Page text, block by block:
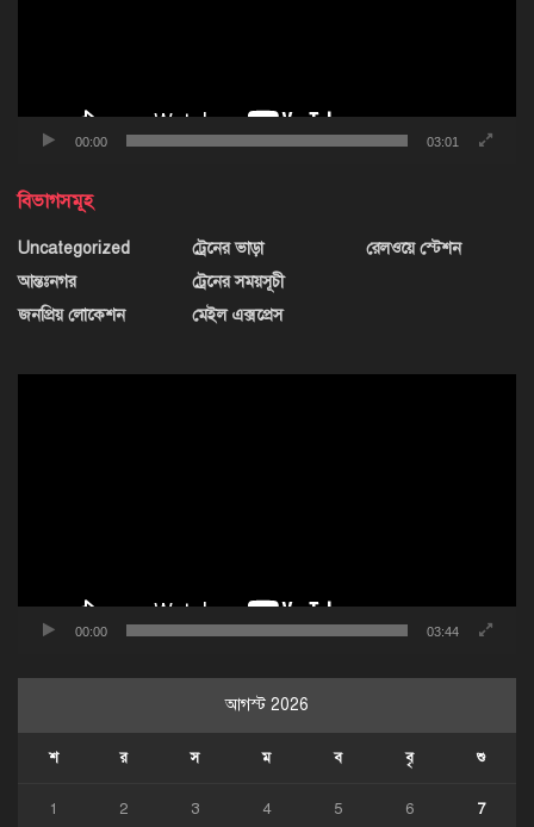
00:00 03:01
বিভাগসমূহ
Uncategorized
আন্তঃনগর
জনপ্রিয় লোকেশন
ট্রেনের ভাড়া
ট্রেনের সময়সূচী
মেইল এক্সপ্রেস
রেলওয়ে স্টেশন
00:00 03:44
আগস্ট 2026
শ র স ম ব বৃ শু
1 2 3 4 5 6 7